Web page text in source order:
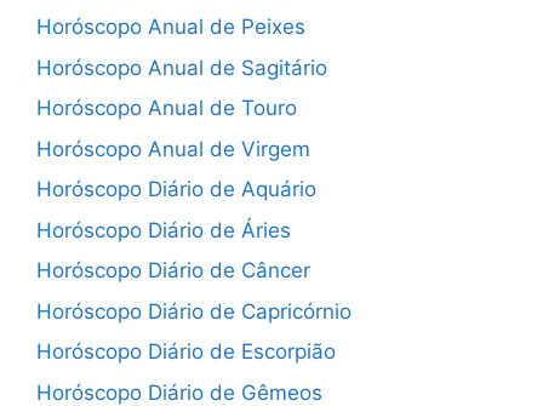
Horóscopo Anual de Peixes
Horóscopo Anual de Sagitário
Horóscopo Anual de Touro
Horóscopo Anual de Virgem
Horóscopo Diário de Aquário
Horóscopo Diário de Áries
Horóscopo Diário de Câncer
Horóscopo Diário de Capricórnio
Horóscopo Diário de Escorpião
Horóscopo Diário de Gêmeos